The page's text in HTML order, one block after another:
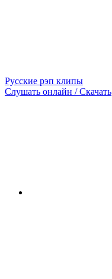
Русские рэп клипы
Слушать онлайн / Скачать